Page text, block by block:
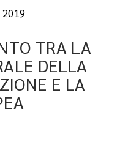
TRA LA
DELLA
E LA